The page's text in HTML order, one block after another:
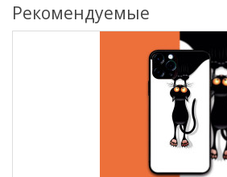
Рекомендуемые